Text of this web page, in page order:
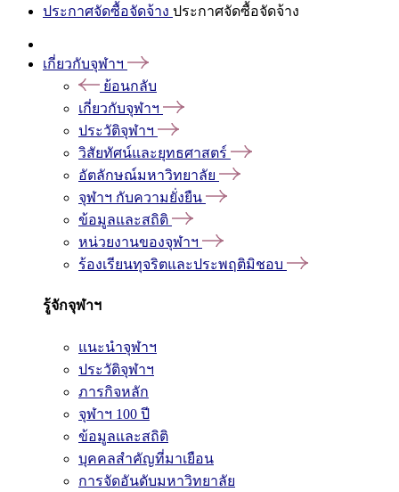
ประกาศจัดซื้อจัดจ้าง ประกาศจัดซื้อจัดจ้าง
เกี่ยวกับจุฬาฯ
ย้อนกลับ
เกี่ยวกับจุฬาฯ
ประวัติจุฬาฯ
วิสัยทัศน์และยุทธศาสตร์
อัตลักษณ์มหาวิทยาลัย
จุฬาฯ กับความยั่งยืน
ข้อมูลและสถิติ
หน่วยงานของจุฬาฯ
ร้องเรียนทุจริตและประพฤติมิชอบ
รู้จักจุฬาฯ
แนะนำจุฬาฯ
ประวัติจุฬาฯ
ภารกิจหลัก
จุฬาฯ 100 ปี
ข้อมูลและสถิติ
บุคคลสำคัญที่มาเยือน
การจัดอันดับมหาวิทยาลัย